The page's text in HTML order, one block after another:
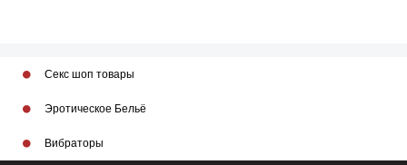
Секс шоп товары
Эротическое Бельё
Вибраторы